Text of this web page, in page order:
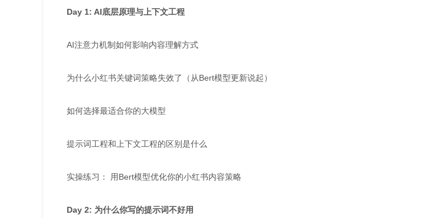
Day 1: AI底层原理与上下文工程
AI注意力机制如何影响内容理解方式
为什么小红书关键词策略失效了（从Bert模型更新说起）
如何选择最适合你的大模型
提示词工程和上下文工程的区别是什么
实操练习： 用Bert模型优化你的小红书内容策略
Day 2: 为什么你写的提示词不好用